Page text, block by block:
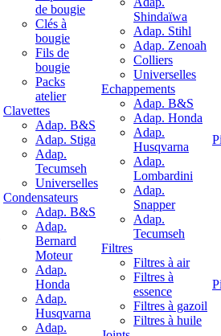
de bougie
Clés à
bougie
Fils de
bougie
Packs
atelier
Clavettes
Adap. B&S
Adap. Stiga
Adap.
Tecumseh
Universelles
Condensateurs
Adap. B&S
Adap.
Bernard
Moteur
Adap.
Honda
Adap.
Husqvarna
Adap.
Shindaïwa
Adap. Stihl
Adap. Zenoah
Colliers
Universelles
Echappements
Adap. B&S
Adap. Honda
Adap.
Husqvarna
Adap.
Lombardini
Adap.
Snapper
Adap.
Tecumseh
Filtres
Filtres à air
Filtres à
essence
Filtres à gazoil
Filtres à huile